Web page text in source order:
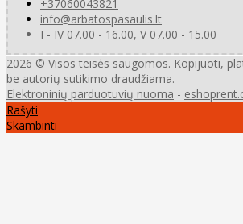
+37060043821
info@arbatospasaulis.lt
I - IV 07.00 - 16.00, V 07.00 - 15.00
2026 © Visos teisės saugomos. Kopijuoti,
be autorių sutikimo draudžiama.
Elektroninių parduotuvių nuoma -
Rašyti
Skambinti